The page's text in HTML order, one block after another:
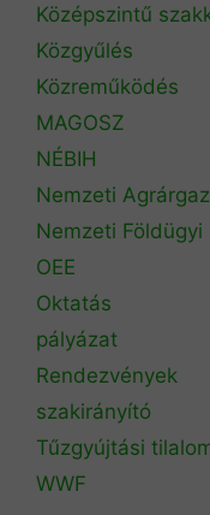
Középszintű
Közgyűlés
Közreműködés
MAGOSZ
NÉBIH
Nemzeti
Nemzeti Földügyi
OEE
Oktatás
pályázat
Rendezvények
szakirányító
Tűzgyújtási
WWF